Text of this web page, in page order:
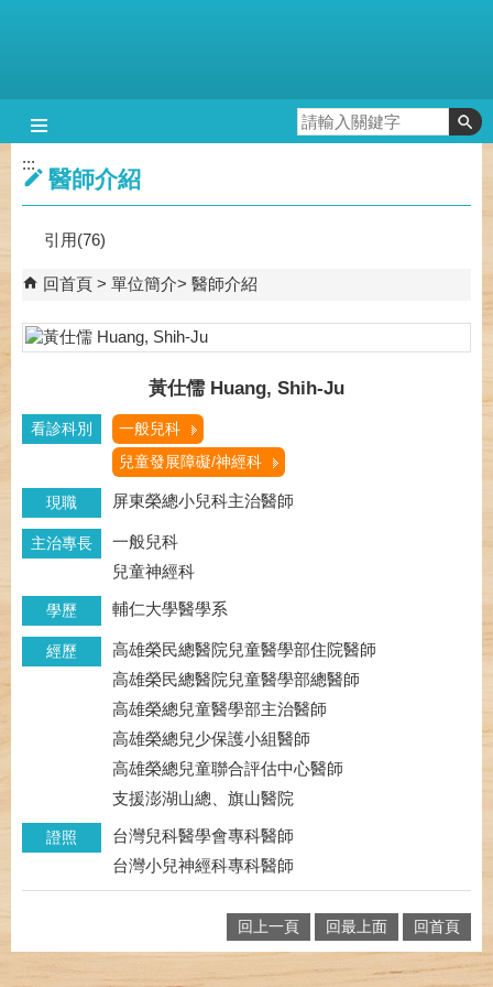
:::
醫師介紹
引用(76)
回首頁 單位簡介 醫師介紹
黃仕儒 Huang, Shih-Ju
看診科別
一般兒科
兒童發展障礙/神經科
現職 屏東榮總小兒科主治醫師
主治專長
一般兒科
兒童神經科
學歷 輔仁大學醫學系
經歷
高雄榮民總醫院兒童醫學部住院醫師
高雄榮民總醫院兒童醫學部總醫師
高雄榮總兒童醫學部主治醫師
高雄榮總兒少保護小組醫師
高雄榮總兒童聯合評估中心醫師
支援澎湖山總、旗山醫院
證照
台灣兒科醫學會專科醫師
台灣小兒神經科專科醫師
回上一頁 回最上面 回首頁